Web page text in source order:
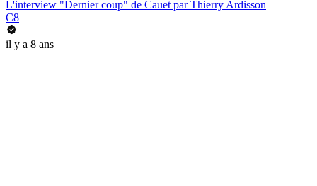
L'interview "Dernier coup" de Cauet par Thierry Ardisson
C8
il y a 8 ans